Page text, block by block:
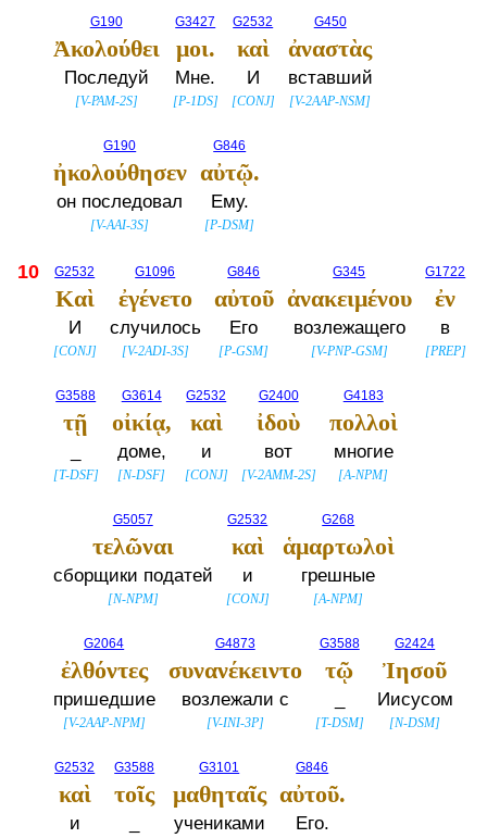
G190
Ἀκολούθει
Последуй
[V-PAM-2S]
G3427
μοι.
Мне.
[P-1DS]
G2532
καὶ
И
[CONJ]
G450
ἀναστὰς
вставший
[V-2AAP-NSM]
G190
ἠκολούθησεν
он последовал
[V-AAI-3S]
G846
αὐτῷ.
Ему.
[P-DSM]
10 G2532
Καὶ
И
[CONJ]
G1096
ἐγένετο
случилось
[V-2ADI-3S]
G846
αὐτοῦ
Его
[P-GSM]
G345
ἀνακειμένου
возлежащего
[V-PNP-GSM]
G1722
ἐν
в
[PREP]
G3588
τῇ
[T-DSF]
G3614
οἰκίᾳ,
доме,
[N-DSF]
G2532
καὶ
и
[CONJ]
G2400
ἰδοὺ
вот
[V-2AMM-2S]
G4183
πολλοὶ
многие
[A-NPM]
G5057
τελῶναι
сборщики податей
[N-NPM]
G2532
καὶ
и
[CONJ]
G268
ἁμαρτωλοὶ
грешные
[A-NPM]
G2064
ἐλθόντες
пришедшие
[V-2AAP-NPM]
G4873
συνανέκειντο
возлежали с
[V-INI-3P]
G3588
τῷ
[T-DSM]
G2424
Ἰησοῦ
Иисусом
[N-DSM]
G2532
καὶ
и
G3588
τοῖς
G3101
μαθηταῖς
учениками
G846
αὐτοῦ.
Его.